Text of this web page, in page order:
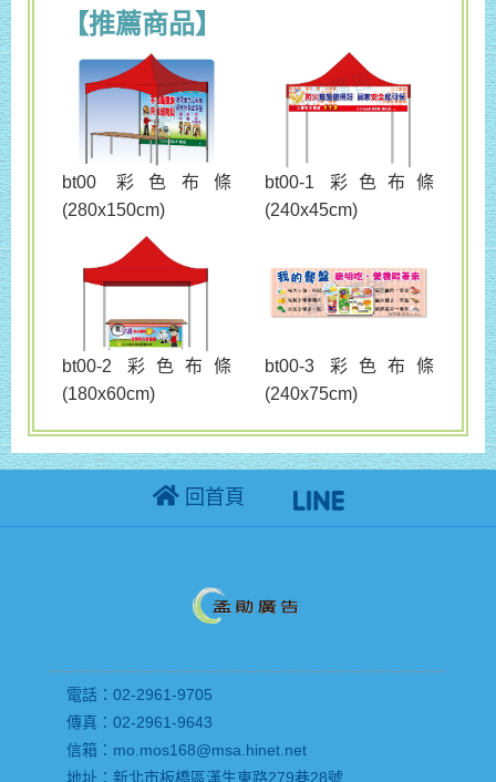
【推薦商品】
bt00 彩色布條
(280x150cm)
bt00-1 彩色布條
(240x45cm)
bt00-2 彩色布條
(180x60cm)
bt00-3 彩色布條
(240x75cm)
回首頁
電話：02-2961-9705
傳真：02-2961-9643
信箱：mo.mos168@msa.hinet.net
地址：新北市板橋區漢生東路279巷28號